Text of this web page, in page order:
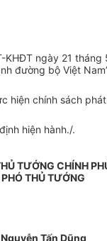
ngày 21
đường bộ Việt
hiện chính sách
hiện hành./.
TƯỚNG CHÍNH
PHÓ THỦ TƯỚNG
Nguyễn Tấn Dũng